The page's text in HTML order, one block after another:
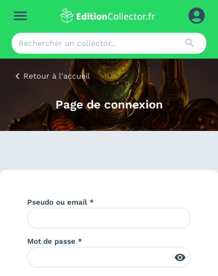
Retour à l'accueil
Page de connexion
Pseudo ou email *
Mot de passe *